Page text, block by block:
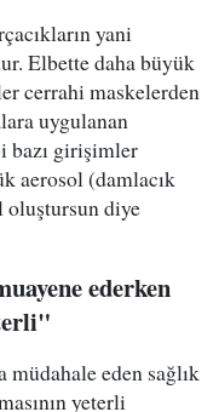
yani
Elbette daha büyük
cerrahi maskelerden
uygulanan
bazı girişimler
aerosol (damlacık
oluştursun diye
ederken
müdahale eden sağlık
yeterli